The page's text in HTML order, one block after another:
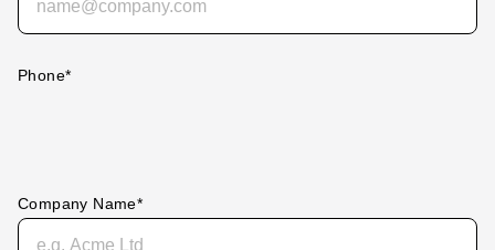
Phone*
Company Name*